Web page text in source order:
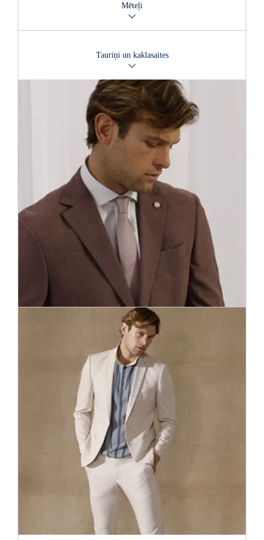
Mēteļi
komfortablu vai izsmalcinātu modeli.
Tauriņi un kaklasaites
Pastāvīgs pavadonis un vīriešu aksesuāru pamatelements gan
biznesa pasākumos, gan oficiālās svinībās.